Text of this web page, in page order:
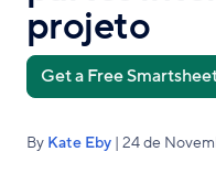
projeto
Get a Free
By Kate Eby | 24 de